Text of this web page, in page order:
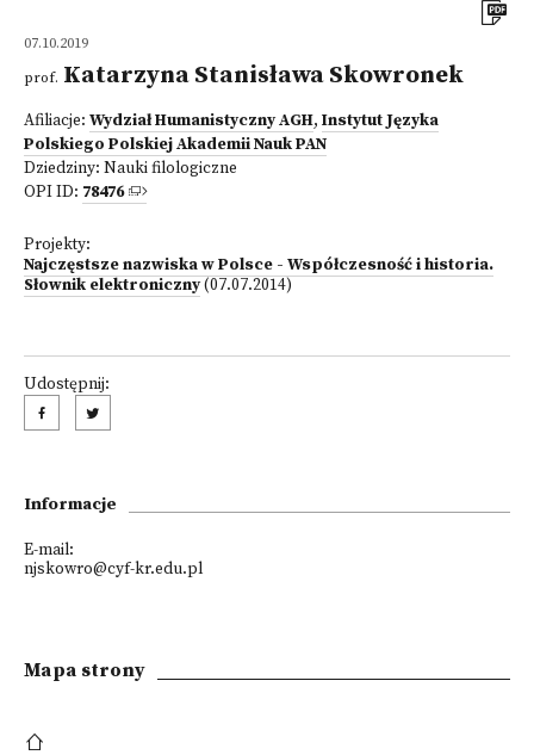
07.10.2019
prof. Katarzyna Stanisława Skowronek
Afiliacje: Wydział Humanistyczny AGH, Instytut Języka
Polskiego Polskiej Akademii Nauk PAN
Dziedziny: Nauki filologiczne
OPI ID: 78476
Projekty:
Najczęstsze nazwiska w Polsce - Współczesność i historia.
Słownik elektroniczny(07.07.2014)
Udostępnij:
Informacje
E-mail:
njskowro@cyf-kr.edu.pl
Mapa strony